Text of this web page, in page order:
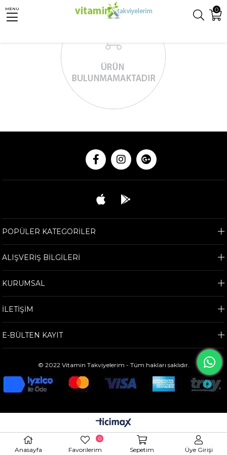
0
MENU
POPÜLER KATEGORİLER
ALIŞVERİŞ BİLGİLERİ
KURUMSAL
İLETİŞİM
E-BÜLTEN KAYIT
© 2022 Vitamin Takviyelerim - Tüm hakları saklıdır.
Anasayfa Favorilerim
0
Sepetim Üye Girişi